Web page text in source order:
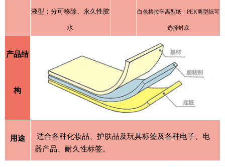
液型；分可移除、永久性胶
水
白色格拉辛离型纸；PEK离型纸可
选择封底
产品结
构
用途
适合各种化妆品、护肤品及玩具标签及各种电子、电
器产品、耐久性标签。